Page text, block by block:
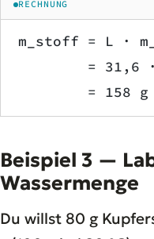
RECHNUNG
m_stoff = L ·
= 31,6
= 158 g
Beispiel 3 —
Wassermenge
Du willst 80 g